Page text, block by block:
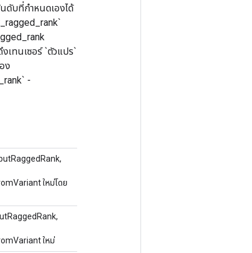
ดับที่กำหนดเองได้
เทนเซอร์ `ตัวแปร`
ง
-
ใหม่โดย
ใหม่